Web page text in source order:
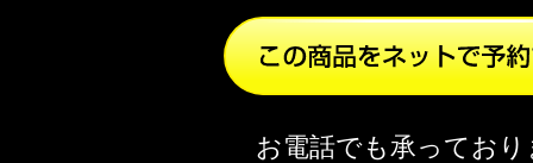
お電話でも承ってお